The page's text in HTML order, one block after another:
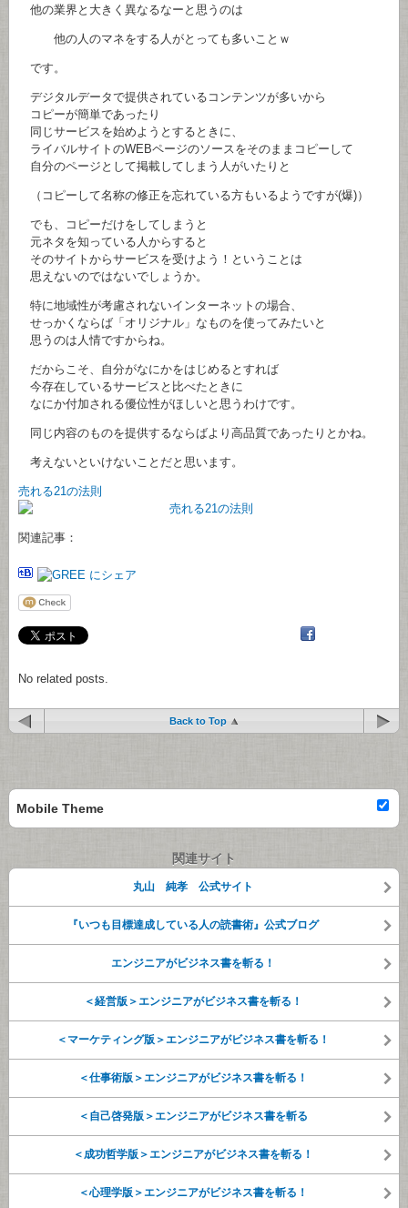
他の業界と大きく異なるなーと思うのは
他の人のマネをする人がとっても多いことｗ
です。
デジタルデータで提供されているコンテンツが多いから
コピーが簡単であったり
同じサービスを始めようとするときに、
ライバルサイトのWEBページのソースをそのままコピーして
自分のページとして掲載してしまう人がいたりと
（コピーして名称の修正を忘れている方もいるようですが(爆)）
でも、コピーだけをしてしまうと
元ネタを知っている人からすると
そのサイトからサービスを受けよう！ということは
思えないのではないでしょうか。
特に地域性が考慮されないインターネットの場合、
せっかくならば「オリジナル」なものを使ってみたいと
思うのは人情ですからね。
だからこそ、自分がなにかをはじめるとすれば
今存在しているサービスと比べたときに
なにか付加される優位性がほしいと思うわけです。
同じ内容のものを提供するならばより高品質であったりとかね。
考えないといけないことだと思います。
売れる21の法則
関連記事：
No related posts.
Back to Top
Mobile Theme
関連サイト
丸山 純孝 公式サイト
『いつも目標達成している人の読書術』公式ブログ
エンジニアがビジネス書を斬る！
＜経営版＞エンジニアがビジネス書を斬る！
＜マーケティング版＞エンジニアがビジネス書を斬る！
＜仕事術版＞エンジニアがビジネス書を斬る！
＜自己啓発版＞エンジニアがビジネス書を斬る
＜成功哲学版＞エンジニアがビジネス書を斬る！
＜心理学版＞エンジニアがビジネス書を斬る！